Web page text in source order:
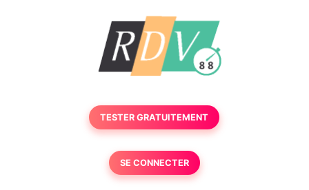
TESTER GRATUITEMENT
SE CONNECTER